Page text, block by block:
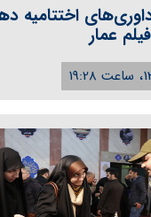
اختتامیه
عمار